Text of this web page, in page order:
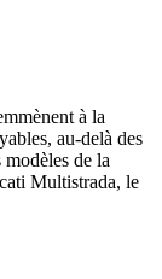
à la
au-delà des
de la
Multistrada, le